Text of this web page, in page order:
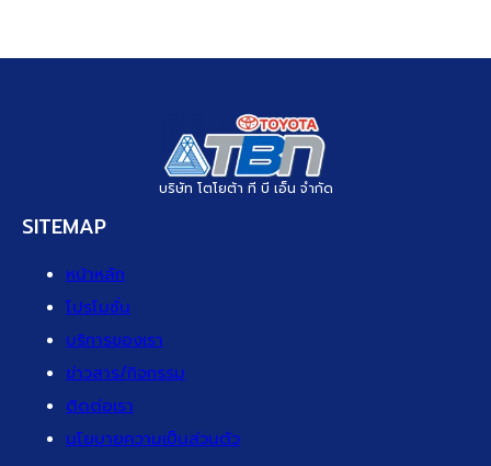
บริษัท โตโยต้า ที บี เอ็น จำกัด
SITEMAP
หน้าหลัก
โปรโมชั่น
บริการของเรา
ข่าวสาร/กิจกรรม
ติดต่อเรา
นโยบายความเป็นส่วนตัว